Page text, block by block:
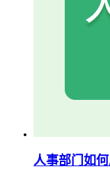
人事部门如